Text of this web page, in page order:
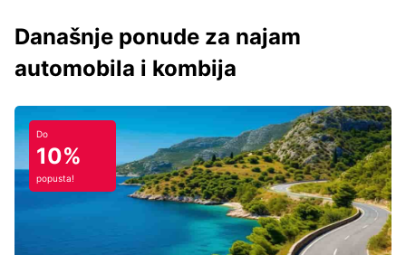
Današnje ponude za najam
automobila i kombija
Do
10%
popusta!